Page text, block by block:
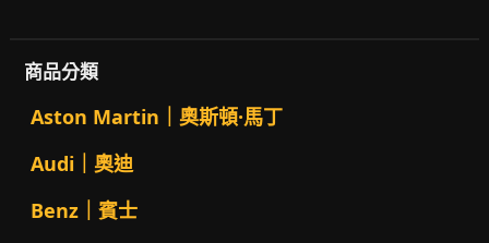
商品分類
Aston Martin｜奧斯頓·馬丁
Audi｜奧迪
Benz｜賓士